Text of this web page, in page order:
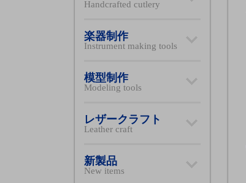
Handcrafted cutlery
楽器制作
Instrument making tools
模型制作
Modeling tools
レザークラフト
Leather craft
新製品
New items